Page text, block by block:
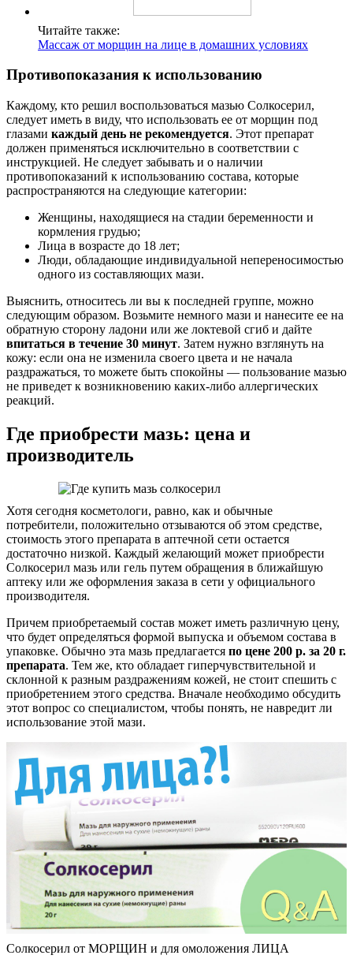
Читайте также:
Массаж от морщин на лице в домашних условиях
Противопоказания к использованию
Каждому, кто решил воспользоваться мазью Солкосерил,
следует иметь в виду, что использовать ее от морщин под
глазами каждый день не рекомендуется. Этот препарат
должен применяться исключительно в соответствии с
инструкцией. Не следует забывать и о наличии
противопоказаний к использованию состава, которые
распространяются на следующие категории:
Женщины, находящиеся на стадии беременности и
кормления грудью;
Лица в возрасте до 18 лет;
Люди, обладающие индивидуальной непереносимостью
одного из составляющих мази.
Выяснить, относитесь ли вы к последней группе, можно
следующим образом. Возьмите немного мази и нанесите ее на
обратную сторону ладони или же локтевой сгиб и дайте
впитаться в течение 30 минут. Затем нужно взглянуть на
кожу: если она не изменила своего цвета и не начала
раздражаться, то можете быть спокойны — пользование мазью
не приведет к возникновению каких-либо аллергических
реакций.
Где приобрести мазь: цена и
производитель
Хотя сегодня косметологи, равно, как и обычные
потребители, положительно отзываются об этом средстве,
стоимость этого препарата в аптечной сети остается
достаточно низкой. Каждый желающий может приобрести
Солкосерил мазь или гель путем обращения в ближайшую
аптеку или же оформления заказа в сети у официального
производителя.
Причем приобретаемый состав может иметь различную цену,
что будет определяться формой выпуска и объемом состава в
упаковке. Обычно эта мазь предлагается по цене 200 р. за 20 г.
препарата. Тем же, кто обладает гиперчувствительной и
склонной к разным раздражениям кожей, не стоит спешить с
приобретением этого средства. Вначале необходимо обсудить
этот вопрос со специалистом, чтобы понять, не навредит ли
использование этой мази.
Солкосерил от МОРЩИН и для омоложения ЛИЦА